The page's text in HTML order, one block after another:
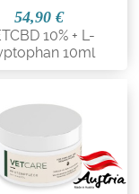
54,90 €
10% + L-
10ml